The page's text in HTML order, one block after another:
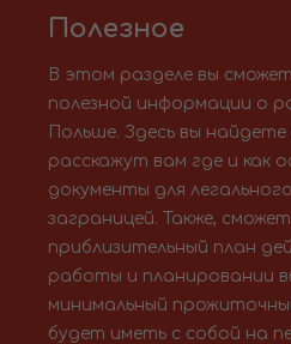
Полезное
В этом разделе вы
полезной информации о
Польше. Здесь вы
расскажут вам где и как
документы для
заграницей. Также,
приблизительный план
работы и планировании
минимальный
будет иметь с собой на